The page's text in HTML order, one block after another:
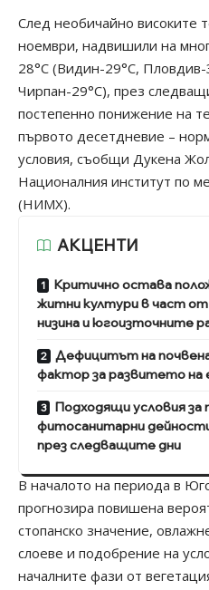
След необичайно високите
ноември, надвишили на
28°С (Видин-29°С,
Чирпан-29°С), през
постепенно понижение на
първото десетдневие –
условия, съобщи Дукена
Националния институт по
(НИМХ).
АКЦЕНТИ
Критично остава
житни култури в част
низина и югоизточните
Дефицитът на
фактор за развитето на
Подходящи условия за
фитосанитарни
през следващите дни
В началото на периода в
прогнозира повишена
стопанско значение,
слоеве и подобрение на
началните фази от